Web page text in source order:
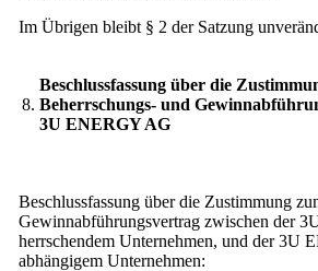
Im Übrigen bleibt § 2 der Satzung
8.
Beschlussfassung über die
Beherrschungs- und
3U ENERGY AG
Beschlussfassung über die Zustimmung
Gewinnabführungsvertrag zwischen der
herrschendem Unternehmen, und der 3U
abhängigem Unternehmen: